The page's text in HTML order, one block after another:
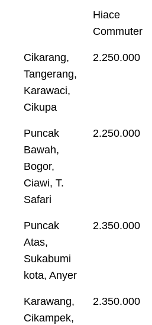
Hiace
Commuter
Cikarang,
Tangerang,
Karawaci,
Cikupa
2.250.000
Puncak
Bawah,
Bogor,
Ciawi, T.
Safari
2.250.000
Puncak
Atas,
Sukabumi
kota, Anyer
2.350.000
Karawang,
Cikampek,
2.350.000